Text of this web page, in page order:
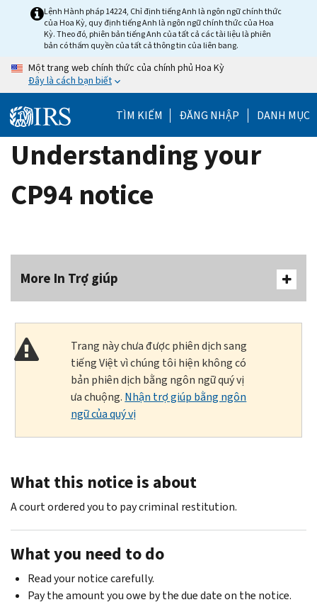
Lệnh Hành pháp 14224, Chỉ định tiếng Anh là ngôn ngữ chính thức
của Hoa Kỳ, quy định tiếng Anh là ngôn ngữ chính thức của Hoa
Kỳ. Theo đó, phiên bản tiếng Anh của tất cả các tài liệu là phiên
bản có thẩm quyền của tất cả thông tin của liên bang.
Một trang web chính thức của chính phủ Hoa Kỳ
Đây là cách bạn biết
TÌM KIẾM ĐĂNG NHẬP DANH MỤC
Understanding your
CP94 notice
More In Trợ giúp
Trang này chưa được phiên dịch sang
tiếng Việt vì chúng tôi hiện không có
bản phiên dịch bằng ngôn ngữ quý vị
ưa chuộng. Nhận trợ giúp bằng ngôn
ngữ của quý vị
What this notice is about
A court ordered you to pay criminal restitution.
What you need to do
Read your notice carefully.
Pay the amount you owe by the due date on the notice.